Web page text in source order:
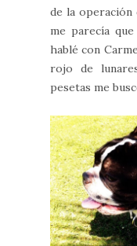
de la operación
me parecía
hablé con
rojo de
pesetas me